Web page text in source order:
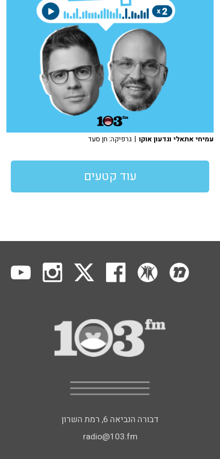
עמיחי אתאלי וגדעון אוקו | גרפיקה: חן סעד
עוד קטעים
דבורה הנביאה 6, רמת השרון
radio@103.fm